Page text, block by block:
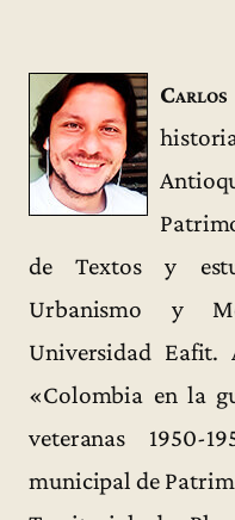
de Textos y
Urbanismo y
Universidad
«Colombia en la
veteranas 1950-
municipal de